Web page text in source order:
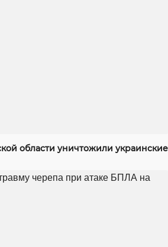
области уничтожили украинские